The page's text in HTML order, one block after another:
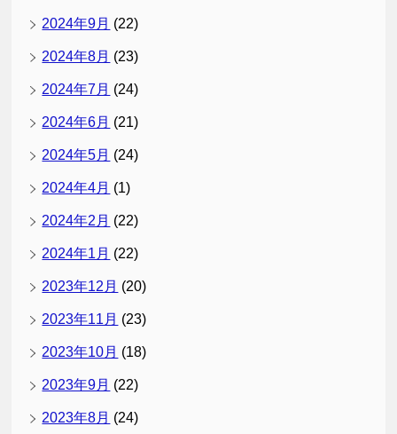
2024年9月 (22)
2024年8月 (23)
2024年7月 (24)
2024年6月 (21)
2024年5月 (24)
2024年4月 (1)
2024年2月 (22)
2024年1月 (22)
2023年12月 (20)
2023年11月 (23)
2023年10月 (18)
2023年9月 (22)
2023年8月 (24)